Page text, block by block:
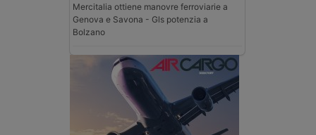
Mercitalia ottiene manovre ferroviarie a
Genova e Savona - Gls potenzia a
Bolzano